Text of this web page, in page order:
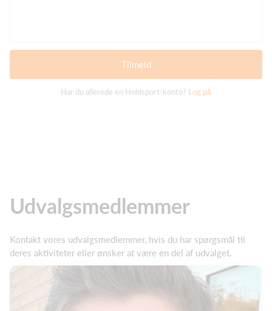
Tilmeld
Har du allerede en Holdsport-konto? Log på
Udvalgsmedlemmer
Kontakt vores udvalgsmedlemmer, hvis du har spørgsmål til
deres aktiviteter eller ønsker at være en del af udvalget.